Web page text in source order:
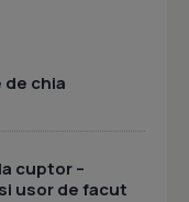
chia
cuptor –
usor de facut